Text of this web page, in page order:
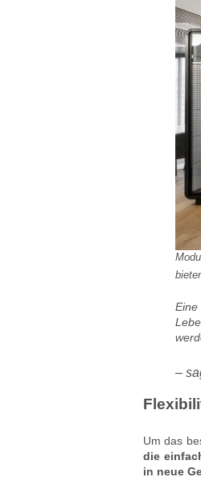
Eine
–
Um das
die
in neue